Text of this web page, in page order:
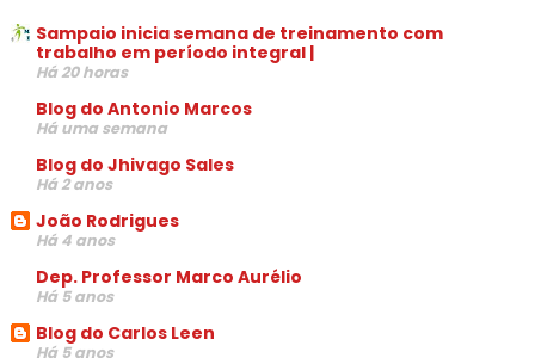
Sampaio inicia semana de treinamento com
trabalho em período integral |
Há 20 horas
Blog do Antonio Marcos
Há uma semana
Blog do Jhivago Sales
Há 2 anos
João Rodrigues
Há 4 anos
Dep. Professor Marco Aurélio
Há 5 anos
Blog do Carlos Leen
Há 5 anos